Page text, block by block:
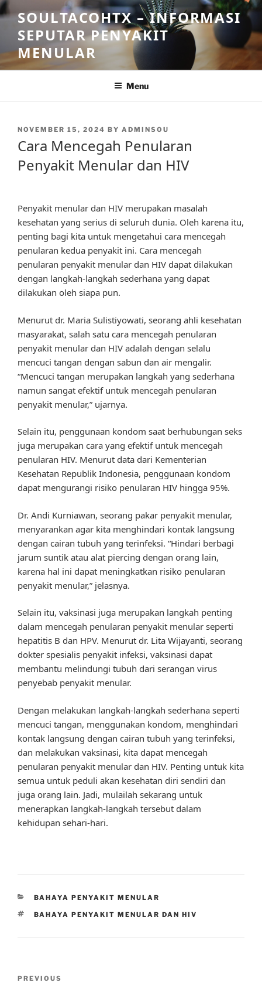
Skip
to
content
SOULTACOHTX – INFORMASI
SEPUTAR PENYAKIT
MENULAR
Menu
POSTED
NOVEMBER 15, 2024 BY ADMINSOU
Cara Mencegah Penularan
Penyakit Menular dan HIV
Penyakit menular dan HIV merupakan masalah
kesehatan yang serius di seluruh dunia. Oleh karena itu,
penting bagi kita untuk mengetahui cara mencegah
penularan kedua penyakit ini. Cara mencegah
penularan penyakit menular dan HIV dapat dilakukan
dengan langkah-langkah sederhana yang dapat
dilakukan oleh siapa pun.
Menurut dr. Maria Sulistiyowati, seorang ahli kesehatan
masyarakat, salah satu cara mencegah penularan
penyakit menular dan HIV adalah dengan selalu
mencuci tangan dengan sabun dan air mengalir.
“Mencuci tangan merupakan langkah yang sederhana
namun sangat efektif untuk mencegah penularan
penyakit menular,” ujarnya.
Selain itu, penggunaan kondom saat berhubungan seks
juga merupakan cara yang efektif untuk mencegah
penularan HIV. Menurut data dari Kementerian
Kesehatan Republik Indonesia, penggunaan kondom
dapat mengurangi risiko penularan HIV hingga 95%.
Dr. Andi Kurniawan, seorang pakar penyakit menular,
menyarankan agar kita menghindari kontak langsung
dengan cairan tubuh yang terinfeksi. “Hindari berbagi
jarum suntik atau alat piercing dengan orang lain,
karena hal ini dapat meningkatkan risiko penularan
penyakit menular,” jelasnya.
Selain itu, vaksinasi juga merupakan langkah penting
dalam mencegah penularan penyakit menular seperti
hepatitis B dan HPV. Menurut dr. Lita Wijayanti, seorang
dokter spesialis penyakit infeksi, vaksinasi dapat
membantu melindungi tubuh dari serangan virus
penyebab penyakit menular.
Dengan melakukan langkah-langkah sederhana seperti
mencuci tangan, menggunakan kondom, menghindari
kontak langsung dengan cairan tubuh yang terinfeksi,
dan melakukan vaksinasi, kita dapat mencegah
penularan penyakit menular dan HIV. Penting untuk kita
semua untuk peduli akan kesehatan diri sendiri dan
juga orang lain. Jadi, mulailah sekarang untuk
menerapkan langkah-langkah tersebut dalam
kehidupan sehari-hari.
CATEGORIES
BAHAYA PENYAKIT MENULAR
TAGS
BAHAYA PENYAKIT MENULAR DAN HIV
Previous
PREVIOUS